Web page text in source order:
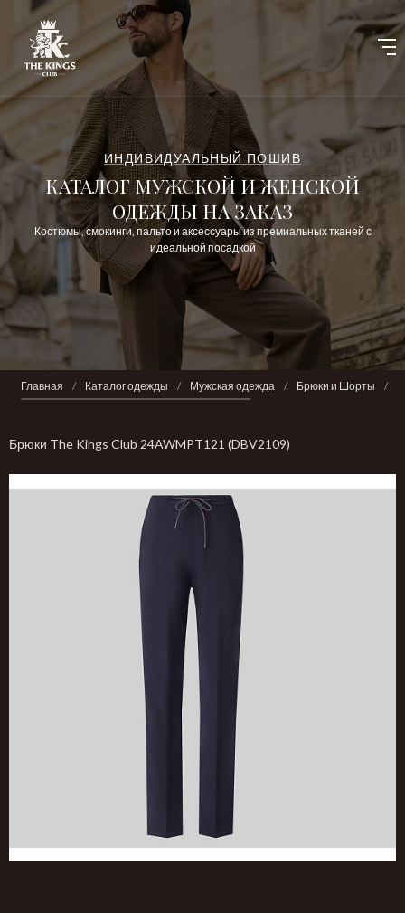
ИНДИВИДУАЛЬНЫЙ ПОШИВ
КАТАЛОГ МУЖСКОЙ И ЖЕНСКОЙ
ОДЕЖДЫ НА ЗАКАЗ
Костюмы, смокинги, пальто и аксессуары из премиальных тканей с
идеальной посадкой
Главная / Каталог одежды / Мужская одежда / Брюки и Шорты /
Брюки The Kings Club 24AWMPT121 (DBV2109)